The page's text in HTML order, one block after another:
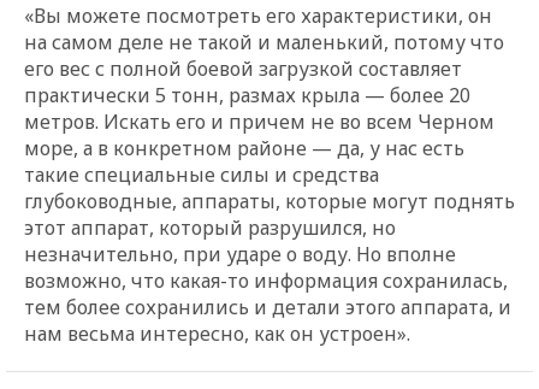
«Вы можете посмотреть его характеристики, он
на самом деле не такой и маленький, потому что
его вес с полной боевой загрузкой составляет
практически 5 тонн, размах крыла — более 20
метров. Искать его и причем не во всем Черном
море, а в конкретном районе — да, у нас есть
такие специальные силы и средства
глубоководные, аппараты, которые могут поднять
этот аппарат, который разрушился, но
незначительно, при ударе о воду. Но вполне
возможно, что какая-то информация сохранилась,
тем более сохранились и детали этого аппарата, и
нам весьма интересно, как он устроен».